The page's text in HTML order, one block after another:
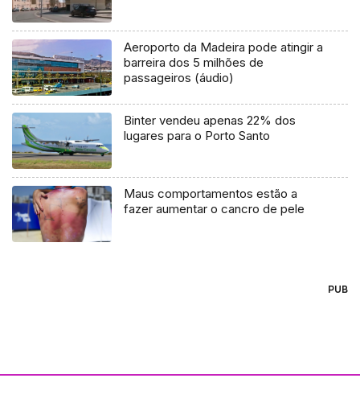
Aeroporto da Madeira pode atingir a
barreira dos 5 milhões de
passageiros (áudio)
Binter vendeu apenas 22% dos
lugares para o Porto Santo
Maus comportamentos estão a
fazer aumentar o cancro de pele
PUB